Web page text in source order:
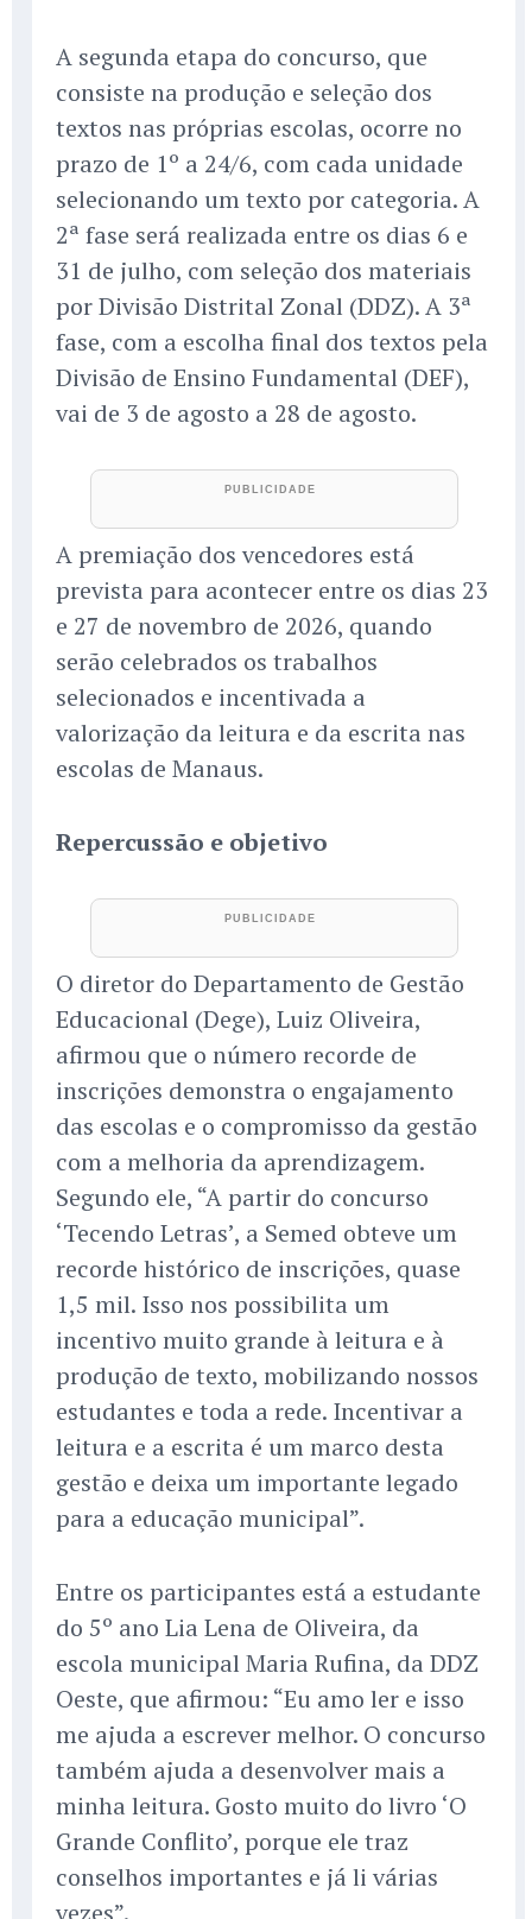
A segunda etapa do concurso, que
consiste na produção e seleção dos
textos nas próprias escolas, ocorre no
prazo de 1º a 24/6, com cada unidade
selecionando um texto por categoria. A
2ª fase será realizada entre os dias 6 e
31 de julho, com seleção dos materiais
por Divisão Distrital Zonal (DDZ). A 3ª
fase, com a escolha final dos textos pela
Divisão de Ensino Fundamental (DEF),
vai de 3 de agosto a 28 de agosto.
A premiação dos vencedores está
prevista para acontecer entre os dias 23
e 27 de novembro de 2026, quando
serão celebrados os trabalhos
selecionados e incentivada a
valorização da leitura e da escrita nas
escolas de Manaus.
Repercussão e objetivo
O diretor do Departamento de Gestão
Educacional (Dege), Luiz Oliveira,
afirmou que o número recorde de
inscrições demonstra o engajamento
das escolas e o compromisso da gestão
com a melhoria da aprendizagem.
Segundo ele, “A partir do concurso
‘Tecendo Letras’, a Semed obteve um
recorde histórico de inscrições, quase
1,5 mil. Isso nos possibilita um
incentivo muito grande à leitura e à
produção de texto, mobilizando nossos
estudantes e toda a rede. Incentivar a
leitura e a escrita é um marco desta
gestão e deixa um importante legado
para a educação municipal”.
Entre os participantes está a estudante
do 5º ano Lia Lena de Oliveira, da
escola municipal Maria Rufina, da DDZ
Oeste, que afirmou: “Eu amo ler e isso
me ajuda a escrever melhor. O concurso
também ajuda a desenvolver mais a
minha leitura. Gosto muito do livro ‘O
Grande Conflito’, porque ele traz
conselhos importantes e já li várias
vezes”.